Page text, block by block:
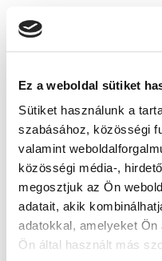
Ez a weboldal sütiket
Sütiket használunk a
szabásához, közösségi
valamint
közösségi média-,
megosztjuk az Ön
adatait, akik
adatokkal, amelyeket
Ön által használt más